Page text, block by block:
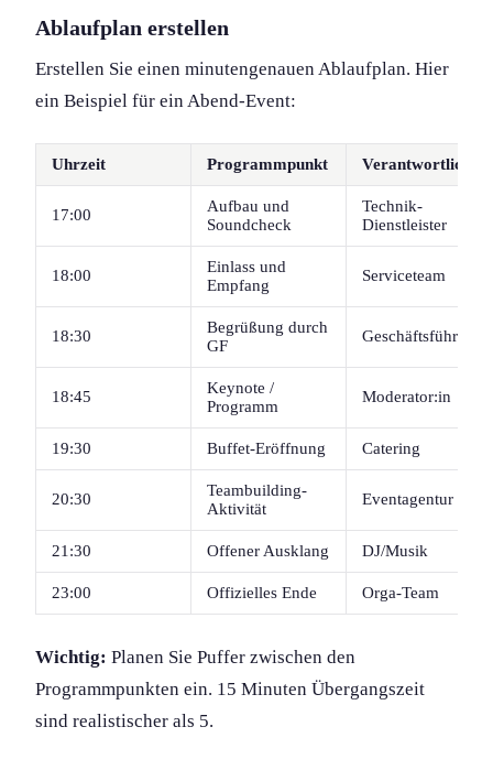
Ablaufplan erstellen
Erstellen Sie einen minutengenauen Ablaufplan. Hier
ein Beispiel für ein Abend-Event:
Uhrzeit Programmpunkt Verantwortlich
17:00
Aufbau und
Soundcheck
Technik-
Dienstleister
18:00
Einlass und
Empfang
Serviceteam
18:30
Begrüßung durch
GF
Geschäftsführung
18:45
Keynote /
Programm
Moderator:in
19:30 Buffet-Eröffnung Catering
20:30
Teambuilding-
Aktivität
Eventagentur
21:30 Offener Ausklang DJ/Musik
23:00 Offizielles Ende Orga-Team
Wichtig: Planen Sie Puffer zwischen den
Programmpunkten ein. 15 Minuten Übergangszeit
sind realistischer als 5.